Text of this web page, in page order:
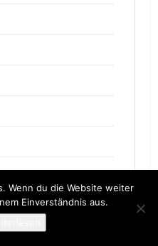
Wenn du die Website weiter
Einverständnis aus.